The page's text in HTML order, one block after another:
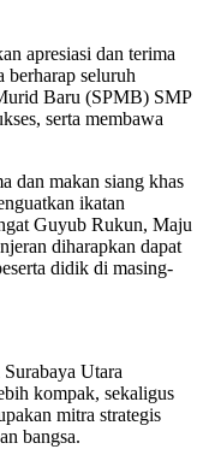
apresiasi dan terima
berharap seluruh
Baru (SPMB) SMP
serta membawa
dan makan siang khas
ikatan
Guyub Rukun, Maju
diharapkan dapat
didik di masing-
Utara
kompak, sekaligus
mitra strategis
bangsa.